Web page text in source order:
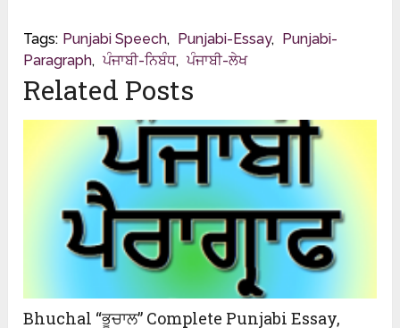
Tags: Punjabi Speech, Punjabi-Essay, Punjabi-
Paragraph, ਪੰਜਾਬੀ-ਨਿਬੰਧ, ਪੰਜਾਬੀ-ਲੇਖ
Related Posts
Bhuchal “ਭੂਚਾਲ” Complete Punjabi Essay,